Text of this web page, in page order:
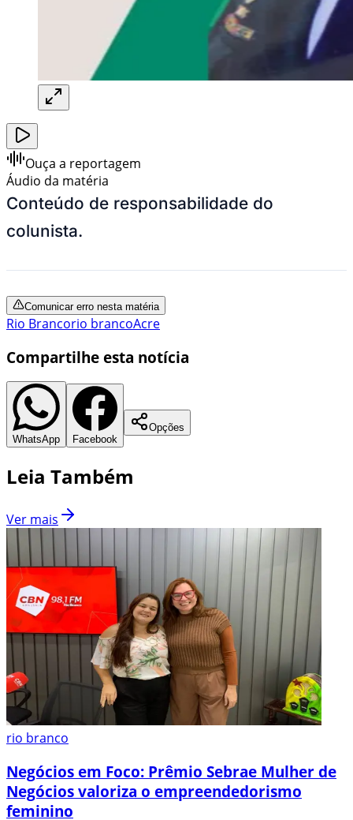
Ouça a reportagem
Áudio da matéria
Conteúdo de responsabilidade do
colunista.
Comunicar erro nesta matéria
Rio Brancorio brancoAcre
Compartilhe esta notícia
WhatsApp Facebook
Opções
Leia Também
Ver mais
rio branco
Negócios em Foco: Prêmio Sebrae Mulher de
Negócios valoriza o empreendedorismo
feminino